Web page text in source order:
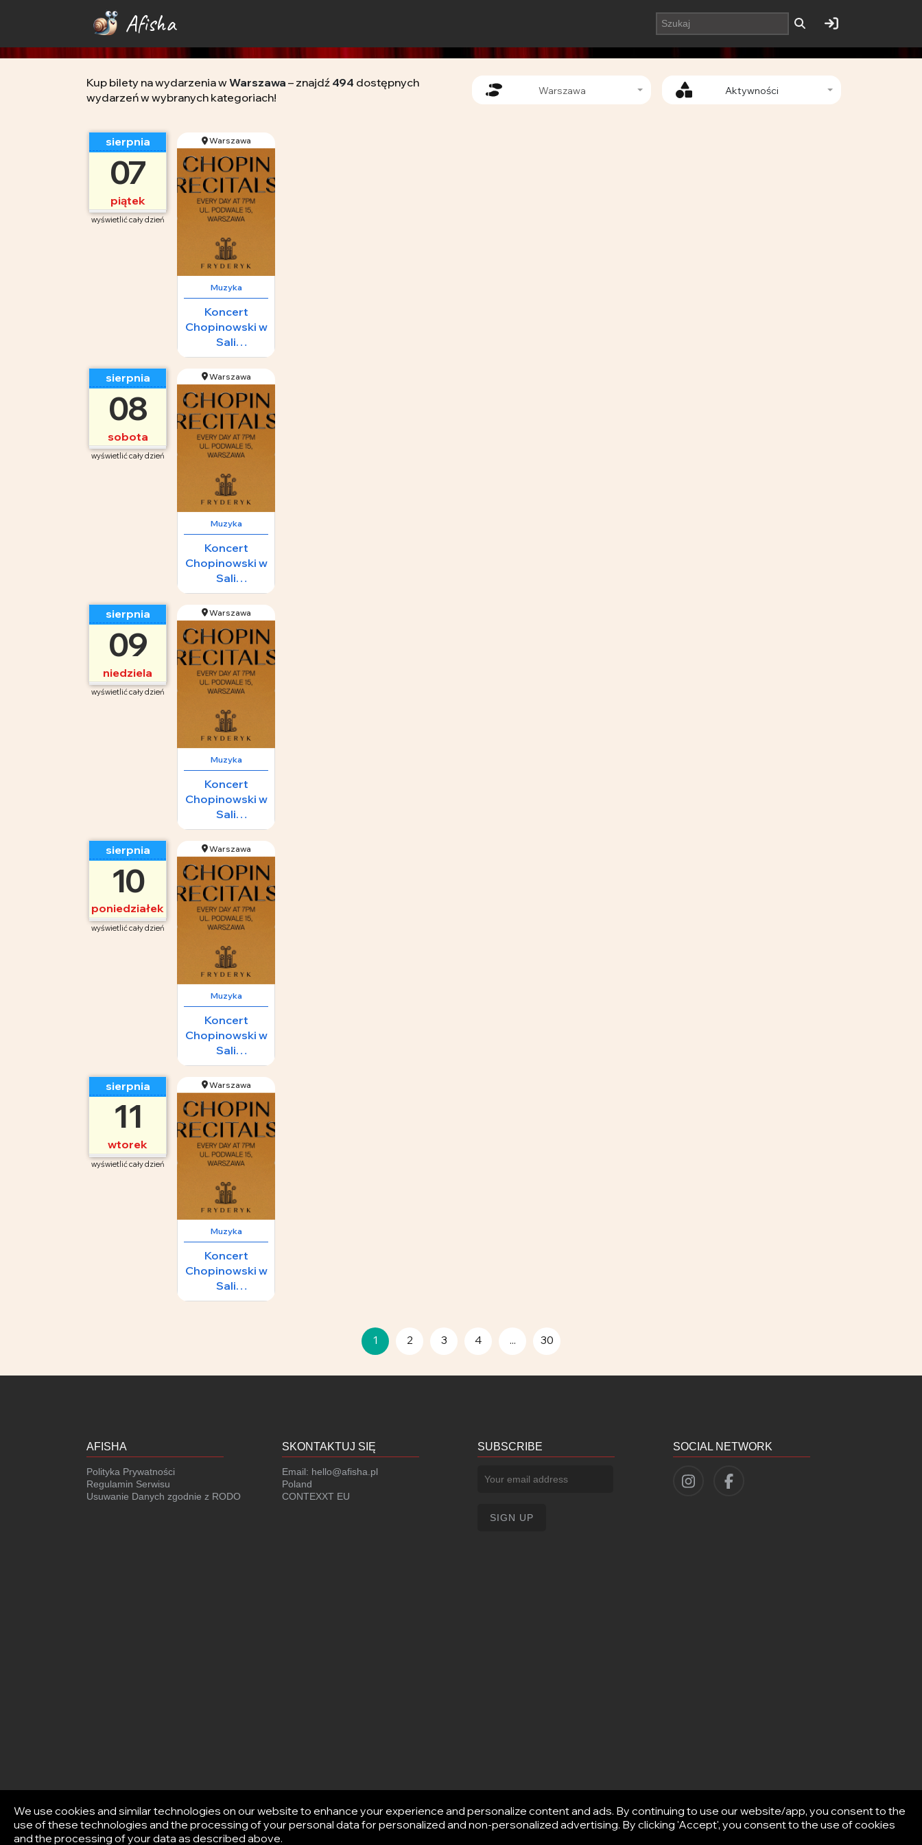
Afisha
Kup bilety na wydarzenia wWarszawa – znajdź 494 dostępnych
wydarzeń w wybranych kategoriach!
Warszawa Aktywności
piątek
sierpnia
07
wyświetlić cały dzień
Warszawa
Muzyka
Koncert
Chopinowski w
Sali
Koncertowej
Fryderyk
sobota
sierpnia
08
wyświetlić cały dzień
Warszawa
Muzyka
Koncert
Chopinowski w
Sali
Koncertowej
Fryderyk
niedziela
sierpnia
09
wyświetlić cały dzień
Warszawa
Muzyka
Koncert
Chopinowski w
Sali
Koncertowej
Fryderyk
poniedziałek
sierpnia
10
wyświetlić cały dzień
Warszawa
Muzyka
Koncert
Chopinowski w
Sali
Koncertowej
Fryderyk
wtorek
sierpnia
11
wyświetlić cały dzień
Warszawa
Muzyka
Koncert
Chopinowski w
Sali
Koncertowej
65 zł
1 2 3 4 ... 30
AFISHA
Polityka Prywatności
Regulamin Serwisu
Usuwanie Danych zgodnie z RODO
SKONTAKTUJ SIĘ
Email: hello@afisha.pl
Poland
CONTEXXT EU
SUBSCRIBE SOCIAL NETWORK
We use cookies and similar technologies on our website to enhance your experience and personalize content and ads. By continuing to use our website/app, you consent to the
use of these technologies and the processing of your personal data for personalized and non-personalized advertising. By clicking 'Accept', you consent to the use of cookies
and the processing of your data as described above.